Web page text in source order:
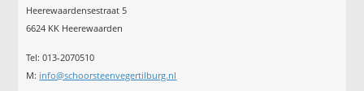
Heerewaardensestraat 5
6624 KK Heerewaarden
Tel: 013-2070510
M: info@schoorsteenvegertilburg.nl